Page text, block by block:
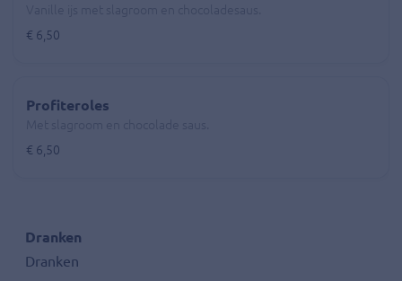
€ 6,50
Profiteroles
€ 6,50
Dranken
Dranken